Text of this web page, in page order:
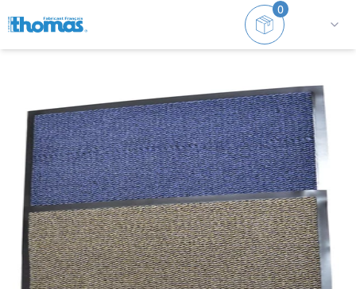
0
Accueil Tapis anti poussière 80